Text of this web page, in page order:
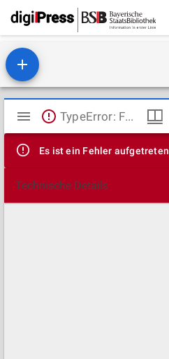
Mirador
Viewer
TypeError: Failed to fetch
Es ist ein Fehler aufgetreten
Technische Details